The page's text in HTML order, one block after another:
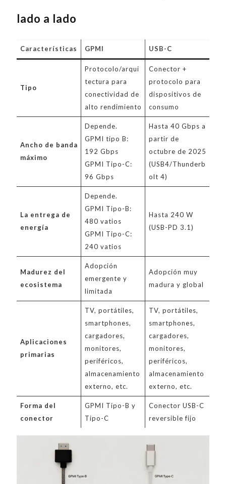
lado a lado
Características GPMI USB-C
Tipo
Protocolo/arqui
tectura para
conectividad de
alto rendimiento
Conector +
protocolo para
dispositivos de
consumo
Ancho de banda
máximo
Depende.
GPMI tipo B:
192 Gbps
GPMI Tipo-C:
96 Gbps
Hasta 40 Gbps a
partir de
octubre de 2025
(USB4/Thunderb
olt 4)
La entrega de
energía
Depende.
GPMI Tipo-B:
480 vatios
GPMI Tipo-C:
240 vatios
Hasta 240 W
(USB-PD 3.1)
Madurez del
ecosistema
Adopción
emergente y
limitada
Adopción muy
madura y global
Aplicaciones
primarias
TV, portátiles,
smartphones,
cargadores,
monitores,
periféricos,
almacenamiento
externo, etc.
TV, portátiles,
smartphones,
cargadores,
monitores,
periféricos,
almacenamiento
externo, etc.
Forma del
conector
GPMI Tipo-B y
Tipo-C
Conector USB-C
reversible fijo